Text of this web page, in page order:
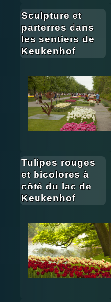
Sculpture et
parterres dans
les sentiers de
Keukenhof
Tulipes rouges
et bicolores à
côté du lac de
Keukenhof